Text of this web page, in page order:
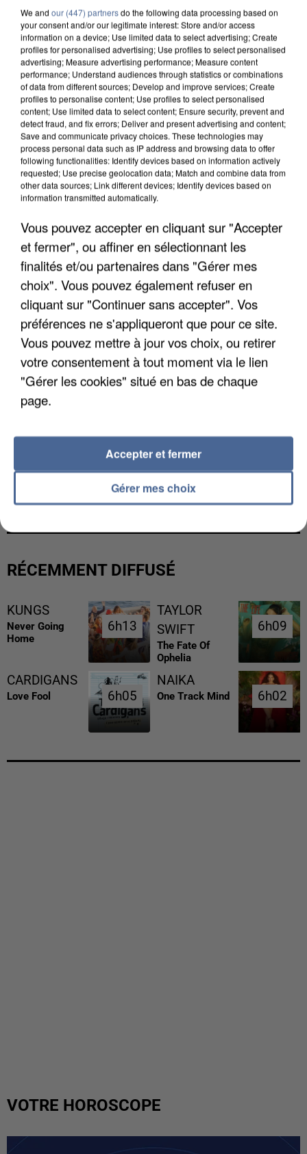
MAFIA INTERPELLÉ EN ALGÉRIE
UN SECOND CADRE DE LA DZ MAFIA
INTERPELLÉ EN ALGÉRIE
RÉCEMMENT DIFFUSÉ
KUNGS
Never Going
Home
6h13
6h13
TAYLOR
SWIFT
The Fate Of
Ophelia
6h09
6h09
CARDIGANS
Love Fool 6h05
6h05
NAIKA
One Track Mind 6h02
6h02
VOTRE HOROSCOPE
We and our (447) partnersdo the following data processing based on
your consent and/or our legitimate interest: Store and/or access
information on a device; Use limited data to select advertising; Create
profiles for personalised advertising; Use profiles to select personalised
advertising; Measure advertising performance; Measure content
performance; Understand audiences through statistics or combinations
of data from different sources; Develop and improve services; Create
profiles to personalise content; Use profiles to select personalised
content; Use limited data to select content; Ensure security, prevent and
detect fraud, and fix errors; Deliver and present advertising and content;
Save and communicate privacy choices. These technologies may
process personal data such as IP address and browsing data to offer
following functionalities: Identify devices based on information actively
requested; Use precise geolocation data; Match and combine data from
other data sources; Link different devices; Identify devices based on
information transmitted automatically.
Vous pouvez accepter en cliquant sur "Accepter
et fermer", ou affiner en sélectionnant les
finalités et/ou partenaires dans "Gérer mes
choix". Vous pouvez également refuser en
cliquant sur "Continuer sans accepter". Vos
préférences ne s'appliqueront que pour ce site.
Vous pouvez mettre à jour vos choix, ou retirer
votre consentement à tout moment via le lien
"Gérer les cookies" situé en bas de chaque
page.
Gérer mes choix
Accepter et fermer